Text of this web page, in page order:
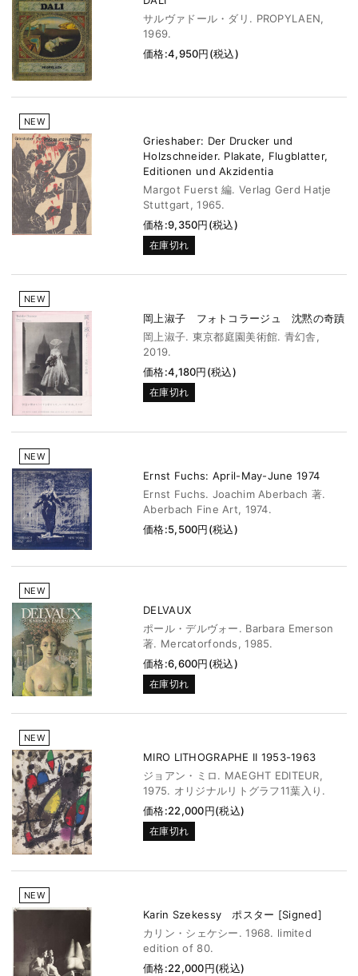
サルヴァドール・ダリ. PROPYLAEN,
1969.
価格:4,950円(税込)
NEW
Grieshaber: Der Drucker und
Holzschneider. Plakate, Flugblatter,
Editionen und Akzidentia
Margot Fuerst 編. Verlag Gerd Hatje
Stuttgart, 1965.
価格:9,350円(税込)
在庫切れ
NEW
岡上淑子 フォトコラージュ 沈黙の奇蹟
岡上淑子. 東京都庭園美術館. 青幻舎,
2019.
価格:4,180円(税込)
在庫切れ
NEW
Ernst Fuchs: April-May-June 1974
Ernst Fuchs. Joachim Aberbach 著.
Aberbach Fine Art, 1974.
価格:5,500円(税込)
NEW
DELVAUX
ポール・デルヴォー. Barbara Emerson
著. Mercatorfonds, 1985.
価格:6,600円(税込)
在庫切れ
NEW
MIRO LITHOGRAPHE II 1953-1963
ジョアン・ミロ. MAEGHT EDITEUR,
1975. オリジナルリトグラフ11葉入り.
価格:22,000円(税込)
在庫切れ
NEW
Karin Szekessy ポスター [Signed]
カリン・シェケシー. 1968. limited
edition of 80.
価格:22,000円(税込)